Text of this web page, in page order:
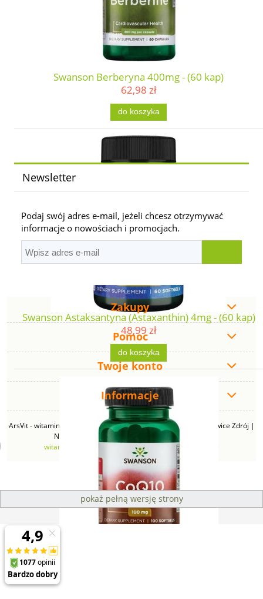
Swanson Berberyna 400mg - (60 kap)
62,98 zł
do koszyka
Swanson Astaksantyna (Astaxanthin) 4mg - (60 kap)
48,99 zł
do koszyka
Swanson Koenzym Q10 100 mg (100 kapsułek )
Newsletter
Podaj swój adres e-mail, jeżeli chcesz otrzymywać
informacje o nowościach i promocjach.
Zakupy
Pomoc
Twoje konto
Informacje
ArsVit - witaminyswanson.pl | ul. Zimowa 49B, 43-230 Goczałkowice Zdrój |
NIP: 6381219140 | REGON: 276280385 | Email:
witaminyswanson@gmail.com| Telefon:665 626 833
pokaż pełną wersję strony
Sklep internetowy Shoper Premium